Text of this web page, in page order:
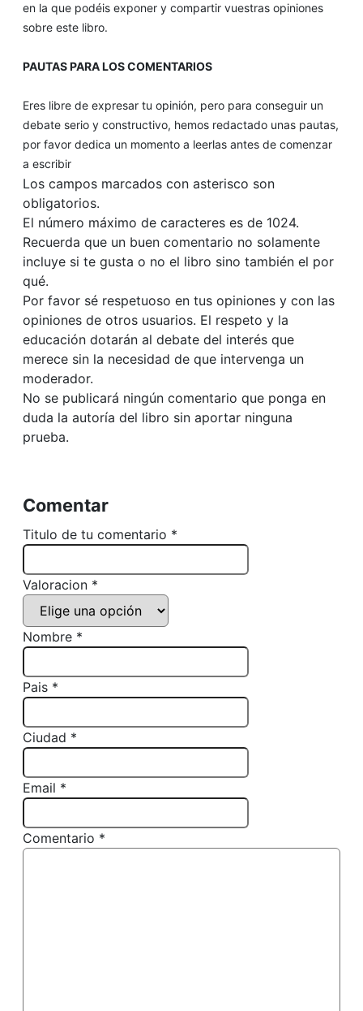
en la que podéis exponer y compartir vuestras opiniones
sobre este libro.
PAUTAS PARA LOS COMENTARIOS
Eres libre de expresar tu opinión, pero para conseguir un
debate serio y constructivo, hemos redactado unas pautas,
por favor dedica un momento a leerlas antes de comenzar
a escribir
Los campos marcados con asterisco son
obligatorios.
El número máximo de caracteres es de 1024.
Recuerda que un buen comentario no solamente
incluye si te gusta o no el libro sino también el por
qué.
Por favor sé respetuoso en tus opiniones y con las
opiniones de otros usuarios. El respeto y la
educación dotarán al debate del interés que
merece sin la necesidad de que intervenga un
moderador.
No se publicará ningún comentario que ponga en
duda la autoría del libro sin aportar ninguna
prueba.
Comentar
Titulo de tu comentario *
Valoracion *
Nombre *
Pais *
Ciudad *
Email *
Comentario *